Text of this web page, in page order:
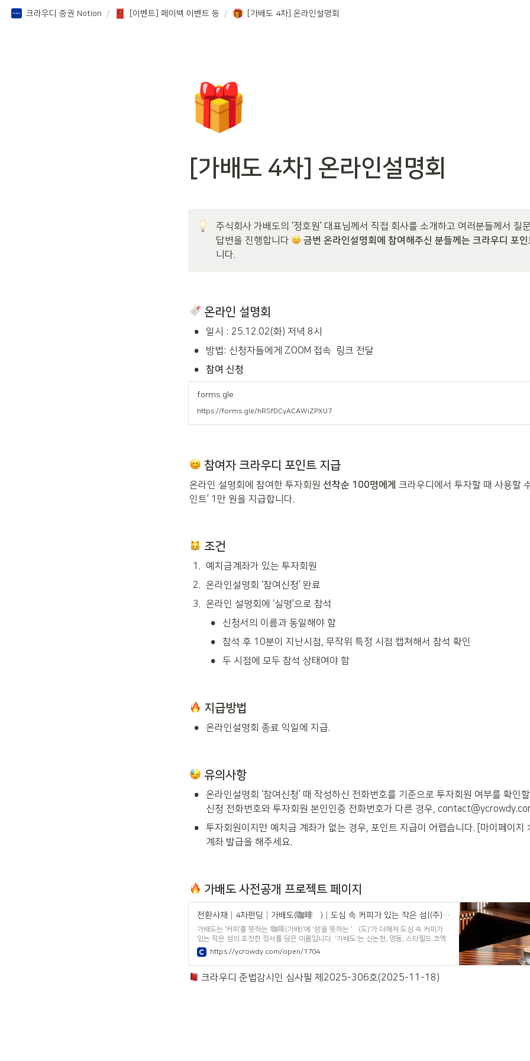
크라우디 증권 Notion / [이벤트] 페이백 이벤트 등 / [가배도 4차] 온라인설명회
🎁
[가배도 4차] 온라인설명회
주식회사 가배도의 ‘정호원’ 대표님께서 직접 회사를 소개하고 여러분들께서 질
답변을 진행합니다
금번 온라인설명회에 참여해주신 분들께는 크라우디 포
니다.
온라인 설명회
• 일시 : 25.12.02(화) 저녁 8시
• 방법: 신청자들에게 ZOOM 접속  링크 전달
• 참여 신청
forms.gle
https://forms.gle/hRSfDCyACAWiZPXU7
참여자 크라우디 포인트 지급
온라인 설명회에 참여한 투자회원 선착순 100명에게 크라우디에서 투자할 때 사용할
인트’ 1만 원을 지급합니다.
조건
1 .
예치금계좌가 있는 투자회원
2. 온라인설명회 ‘참여신청’ 완료
3. 온라인 설명회에 ‘실명’으로 참석
• 신청서의 이름과 동일해야 함
• 참석 후 10분이 지난시점, 무작위 특정 시점 캡쳐해서 참석 확인
• 두 시점에 모두 참석 상태여야 함
지급방법
• 온라인설명회 종료 익일에 지급.
유의사항
•
온라인설명회 ‘참여신청’ 때 작성하신 전화번호를 기준으로 투자회원 여부를 확인
신청 전화번호와 투자회원 본인인증 전화번호가 다른 경우,
•
투자회원이지만 예치금 계좌가 없는 경우, 포인트 지급이 어렵습니다. [마이페이지
계좌 발급을 해주세요.
가배도 사전공개 프로젝트 페이지
전환사채│4차펀딩│가배도(咖啡島)│도심 속 커피가 있는 작은 섬|(주)가배도 - 사전공개 | 크라우디
가배도는 ‘커피’를 뜻하는 ‘咖啡(가배)’에 ‘섬’을 뜻하는 ‘島(도)’가 더해져 도심 속 커피가
있는 작은 섬의 호젓한 정서를 담은 이름입니다. '가배도'는 신논현, 명동, 스타필드 코엑
스, 강남역 등에 직접 매장을 운영하고 있습니다.
https://ycrowdy.com/open/1704
크라우디 준법감시인 심사필 제2025-306호(2025-11-18)